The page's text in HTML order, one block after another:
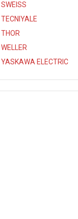
SWEISS
TECNIYALE
THOR
WELLER
YASKAWA ELECTRIC